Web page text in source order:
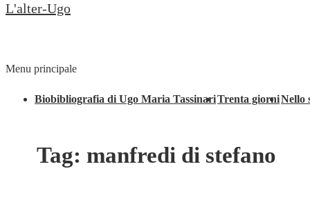
L'alter-Ugo
Menu principale
Biobibliografia di Ugo Maria TassinariTrenta giorniNello
Tag: manfredi di stefano